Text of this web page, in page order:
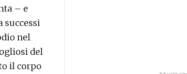
– e
successi
nel
del
il corpo